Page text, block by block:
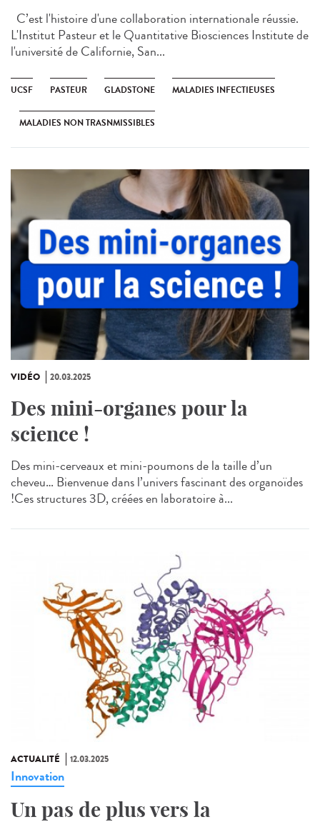
C’est l'histoire d'une collaboration internationale réussie.
L'Institut Pasteur et le Quantitative Biosciences Institute de
l'université de Californie, San...
UCSF PASTEUR GLADSTONE MALADIES INFECTIEUSES
MALADIES NON TRASNMISSIBLES
VIDÉO 20.03.2025
Des mini-organes pour la
science !
Des mini-cerveaux et mini-poumons de la taille d’un
cheveu… Bienvenue dans l’univers fascinant des organoïdes
!Ces structures 3D, créées en laboratoire à...
ACTUALITÉ 12.03.2025
Innovation
Un pas de plus vers la